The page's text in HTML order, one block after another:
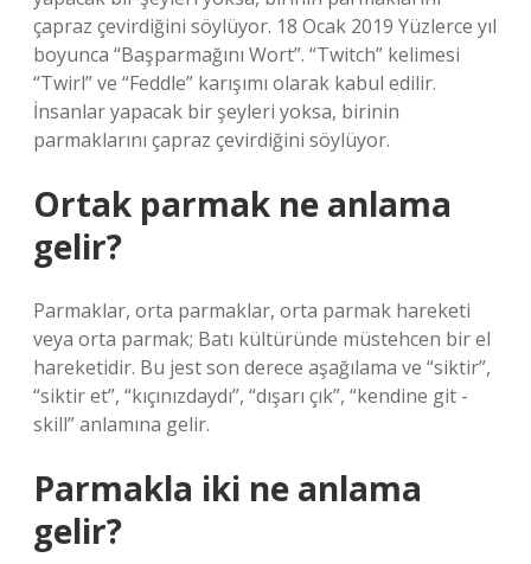
çapraz çevirdiğini söylüyor. 18 Ocak 2019 Yüzlerce yıl
boyunca “Başparmağını Wort”. “Twitch” kelimesi
“Twirl” ve “Feddle” karışımı olarak kabul edilir.
İnsanlar yapacak bir şeyleri yoksa, birinin
parmaklarını çapraz çevirdiğini söylüyor.
Ortak parmak ne anlama
gelir?
Parmaklar, orta parmaklar, orta parmak hareketi
veya orta parmak; Batı kültüründe müstehcen bir el
hareketidir. Bu jest son derece aşağılama ve “siktir”,
“siktir et”, “kıçınızdaydı”, “dışarı çık”, “kendine git -
skill” anlamına gelir.
Parmakla iki ne anlama
gelir?